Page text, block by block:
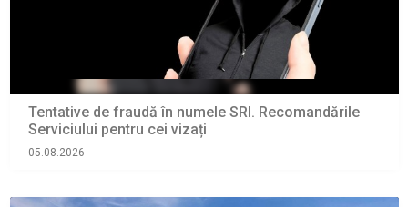
Tentative de fraudă în numele SRI. Recomandările
Serviciului pentru cei vizați
05.08.2026